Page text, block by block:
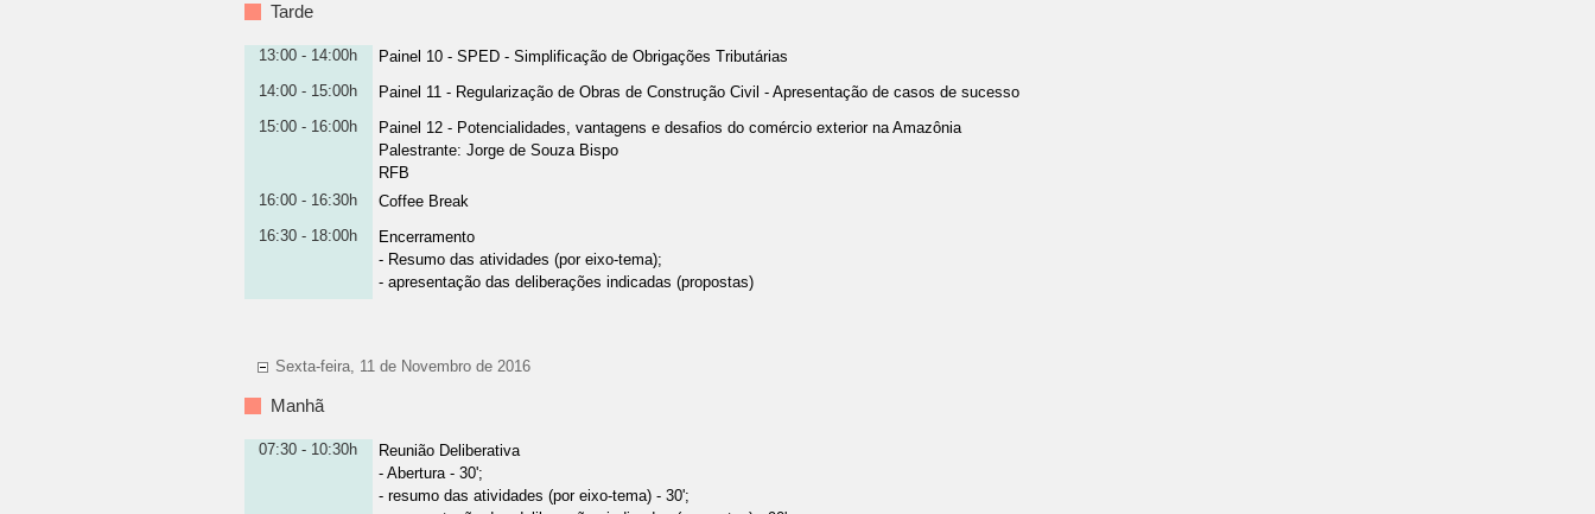
Tarde
13:00 - 14:00h Painel 10 - SPED - Simplificação de Obrigações Tributárias
14:00 - 15:00h Painel 11 - Regularização de Obras de Construção Civil - Apresentação de casos de sucesso
15:00 - 16:00h
Painel 12 - Potencialidades, vantagens e desafios do comércio exterior na Amazônia
Palestrante: Jorge de Souza Bispo
RFB
16:00 - 16:30h Coffee Break
16:30 - 18:00h
Encerramento
- Resumo das atividades (por eixo-tema);
- apresentação das deliberações indicadas (propostas)
Sexta-feira, 11 de Novembro de 2016
Manhã
07:30 - 10:30h
Reunião Deliberativa
- Abertura - 30';
- resumo das atividades (por eixo-tema) - 30';